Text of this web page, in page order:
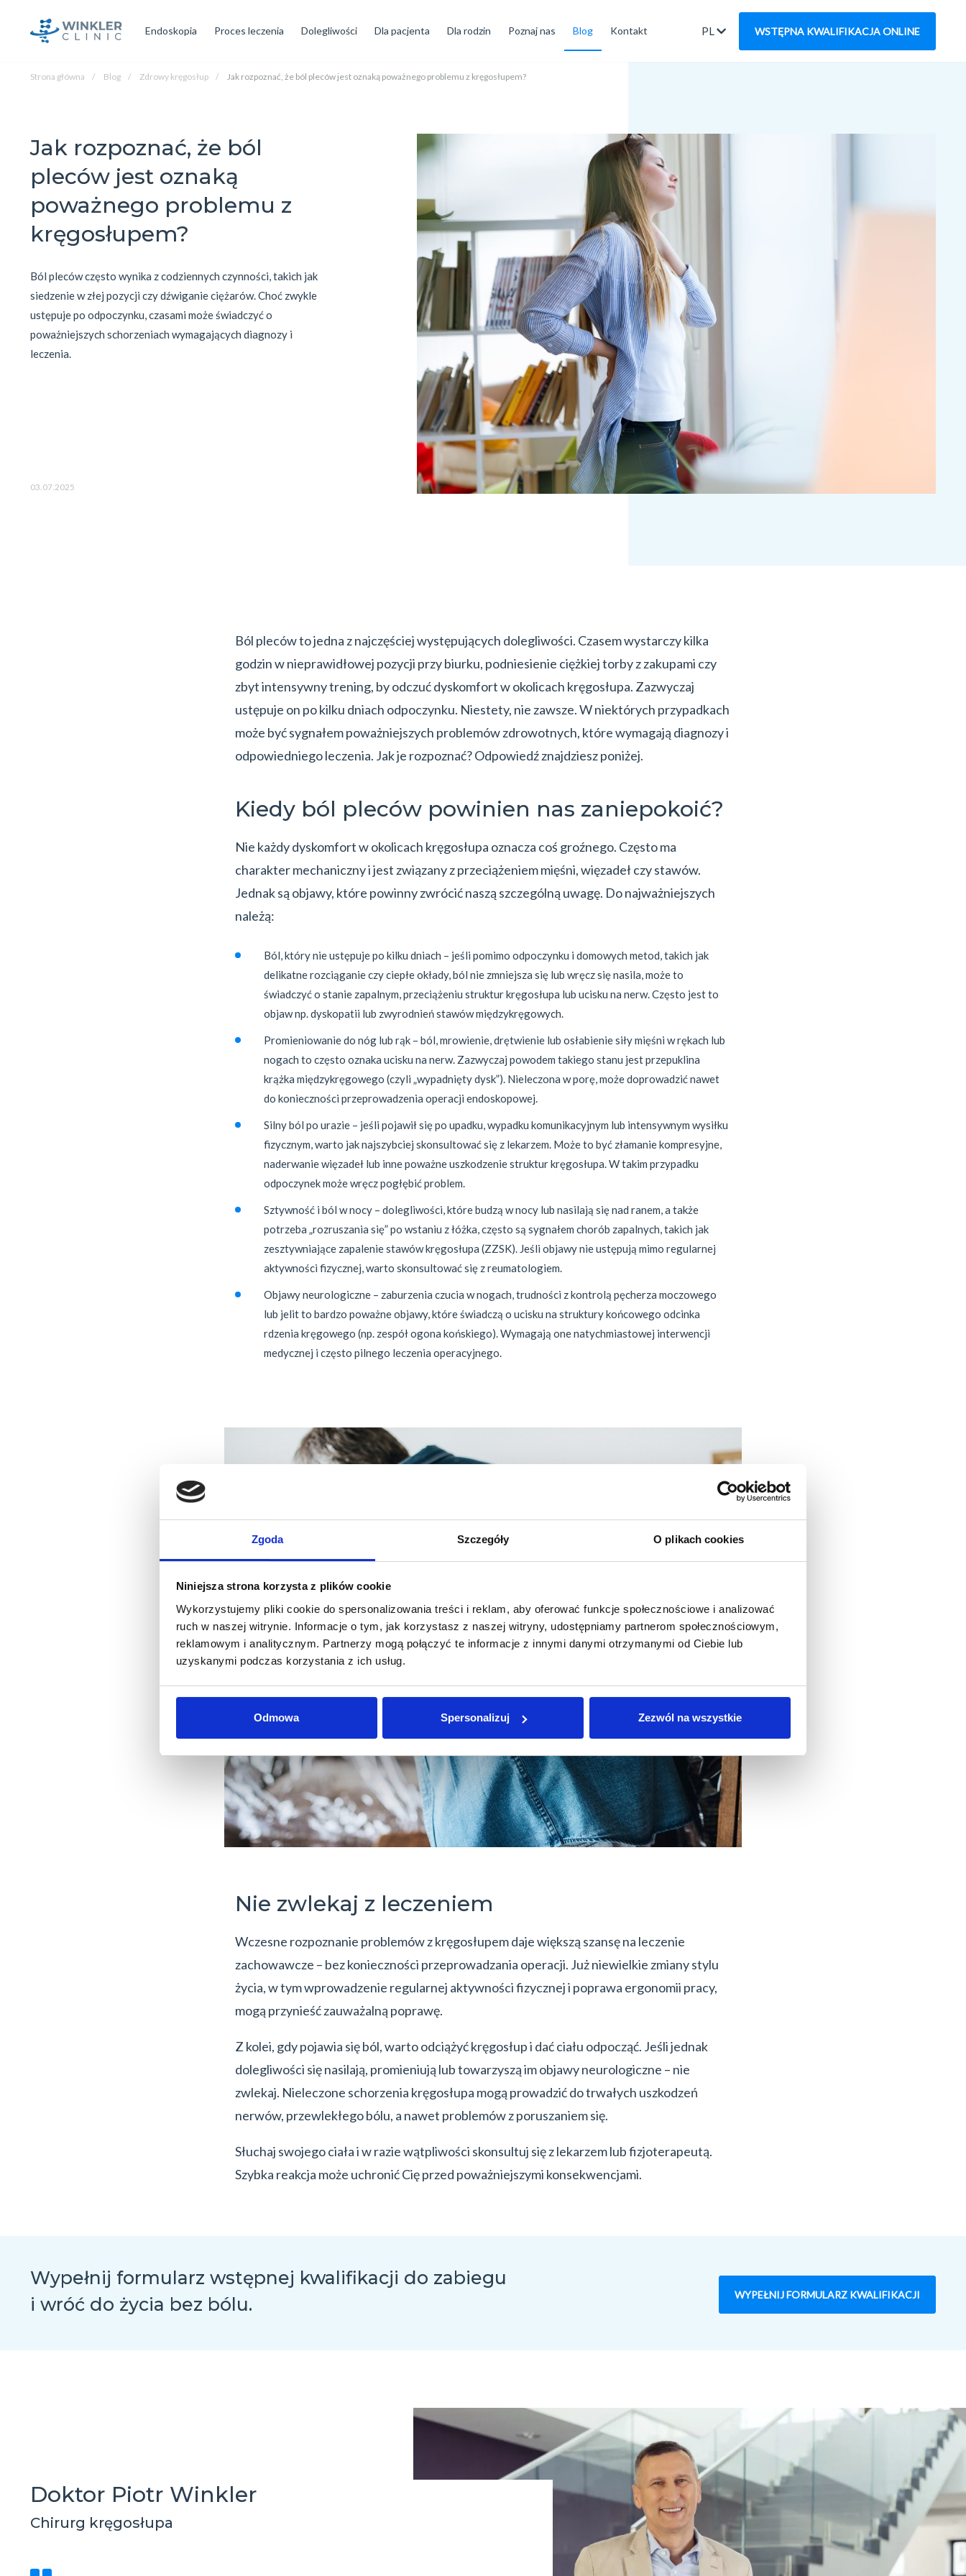
Zgoda Szczegóły O plikach cookies
Niniejsza strona korzysta z plików cookie
Wykorzystujemy pliki cookie do spersonalizowania treści i reklam, aby oferować funkcje społecznościowe i analizować
ruch w naszej witrynie. Informacje o tym, jak korzystasz z naszej witryny, udostępniamy partnerom społecznościowym,
reklamowym i analitycznym. Partnerzy mogą połączyć te informacje z innymi danymi otrzymanymi od Ciebie lub
uzyskanymi podczas korzystania z ich usług.
Odmowa Spersonalizuj Zezwól na wszystkie
PL WSTĘPNA KWALIFIKACJA ONLINE
Endoskopia Proces leczenia Dolegliwości Dla pacjenta Dla rodzin Poznaj nas Blog Kontakt
Strona główna Blog Zdrowy kręgosłup Jak rozpoznać, że ból pleców jest oznaką poważnego problemu z kręgosłupem?
Jak rozpoznać, że ból
pleców jest oznaką
poważnego problemu z
kręgosłupem?
Ból pleców często wynika z codziennych czynności, takich jak
siedzenie w złej pozycji czy dźwiganie ciężarów. Choć zwykle
ustępuje po odpoczynku, czasami może świadczyć o
poważniejszych schorzeniach wymagających diagnozy i
leczenia.
03.07.2025
Ból pleców to jedna z najczęściej występujących dolegliwości. Czasem wystarczy kilka
godzin w nieprawidłowej pozycji przy biurku, podniesienie ciężkiej torby z zakupami czy
zbyt intensywny trening, by odczuć dyskomfort w okolicach kręgosłupa. Zazwyczaj
ustępuje on po kilku dniach odpoczynku. Niestety, nie zawsze. W niektórych przypadkach
może być sygnałem poważniejszych problemów zdrowotnych, które wymagają diagnozy i
odpowiedniego leczenia. Jak je rozpoznać? Odpowiedź znajdziesz poniżej.
Kiedy ból pleców powinien nas zaniepokoić?
Nie każdy dyskomfort w okolicach kręgosłupa oznacza coś groźnego. Często ma
charakter mechaniczny i jest związany z przeciążeniem mięśni, więzadeł czy stawów.
Jednak są objawy, które powinny zwrócić naszą szczególną uwagę. Do najważniejszych
należą:
Ból, który nie ustępuje po kilku dniach – jeśli pomimo odpoczynku i domowych metod, takich jak
delikatne rozciąganie czy ciepłe okłady, ból nie zmniejsza się lub wręcz się nasila, może to
świadczyć o stanie zapalnym, przeciążeniu struktur kręgosłupa lub ucisku na nerw. Często jest to
objaw np. dyskopatii lub zwyrodnień stawów międzykręgowych.
Promieniowanie do nóg lub rąk – ból, mrowienie, drętwienie lub osłabienie siły mięśni w rękach lub
nogach to często oznaka ucisku na nerw. Zazwyczaj powodem takiego stanu jest przepuklina
krążka międzykręgowego (czyli „wypadnięty dysk”). Nieleczona w porę, może doprowadzić nawet
do konieczności przeprowadzenia operacji endoskopowej.
Silny ból po urazie – jeśli pojawił się po upadku, wypadku komunikacyjnym lub intensywnym wysiłku
fizycznym, warto jak najszybciej skonsultować się z lekarzem. Może to być złamanie kompresyjne,
naderwanie więzadeł lub inne poważne uszkodzenie struktur kręgosłupa. W takim przypadku
odpoczynek może wręcz pogłębić problem.
Sztywność i ból w nocy – dolegliwości, które budzą w nocy lub nasilają się nad ranem, a także
potrzeba „rozruszania się” po wstaniu z łóżka, często są sygnałem chorób zapalnych, takich jak
zesztywniające zapalenie stawów kręgosłupa (ZZSK). Jeśli objawy nie ustępują mimo regularnej
aktywności fizycznej, warto skonsultować się z reumatologiem.
Objawy neurologiczne – zaburzenia czucia w nogach, trudności z kontrolą pęcherza moczowego
lub jelit to bardzo poważne objawy, które świadczą o ucisku na struktury końcowego odcinka
rdzenia kręgowego (np. zespół ogona końskiego). Wymagają one natychmiastowej interwencji
medycznej i często pilnego leczenia operacyjnego.
Nie zwlekaj z leczeniem
Wczesne rozpoznanie problemów z kręgosłupem daje większą szansę na leczenie
zachowawcze – bez konieczności przeprowadzania operacji. Już niewielkie zmiany stylu
życia, w tym wprowadzenie regularnej aktywności fizycznej i poprawa ergonomii pracy,
mogą przynieść zauważalną poprawę.
Z kolei, gdy pojawia się ból, warto odciążyć kręgosłup i dać ciału odpocząć. Jeśli jednak
dolegliwości się nasilają, promieniują lub towarzyszą im objawy neurologiczne – nie
zwlekaj. Nieleczone schorzenia kręgosłupa mogą prowadzić do trwałych uszkodzeń
nerwów, przewlekłego bólu, a nawet problemów z poruszaniem się.
Słuchaj swojego ciała i w razie wątpliwości skonsultuj się z lekarzem lub fizjoterapeutą.
Szybka reakcja może uchronić Cię przed poważniejszymi konsekwencjami.
Wypełnij formularz wstępnej kwalifikacji do zabiegu
i wróć do życia bez bólu.
WYPEŁNIJ FORMULARZ KWALIFIKACJI
Doktor Piotr Winkler
Chirurg kręgosłupa